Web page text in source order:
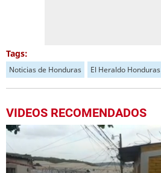
Tags:
Noticias de Honduras El Heraldo Honduras
VIDEOS RECOMENDADOS